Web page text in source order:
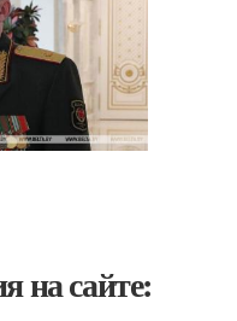
на сайте: